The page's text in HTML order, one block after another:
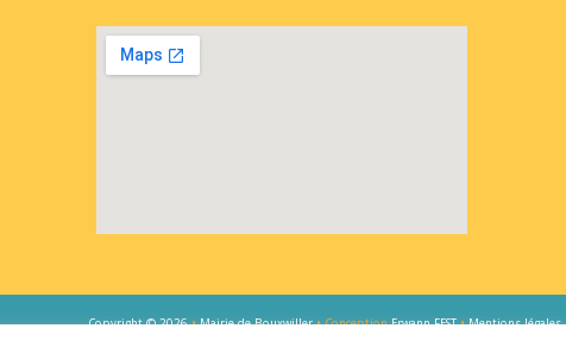
Copyright © 2026• Mairie de Bouxwiller• ConceptionErwann FEST •Mentions légales